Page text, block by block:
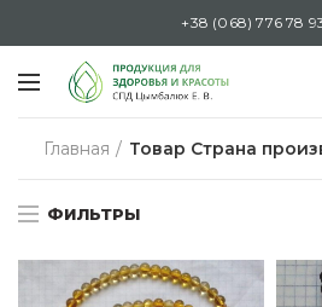
+38 (068) 776 78
Главная Товар Страна
ФИЛЬТРЫ